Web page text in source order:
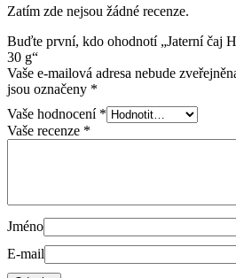
Zatím zde nejsou žádné recenze.
Buďte první, kdo ohodnotí „Jaterní čaj
30 g“
Vaše e-mailová adresa nebude
jsou označeny *
Vaše hodnocení *
Vaše recenze *
Jméno
E-mail